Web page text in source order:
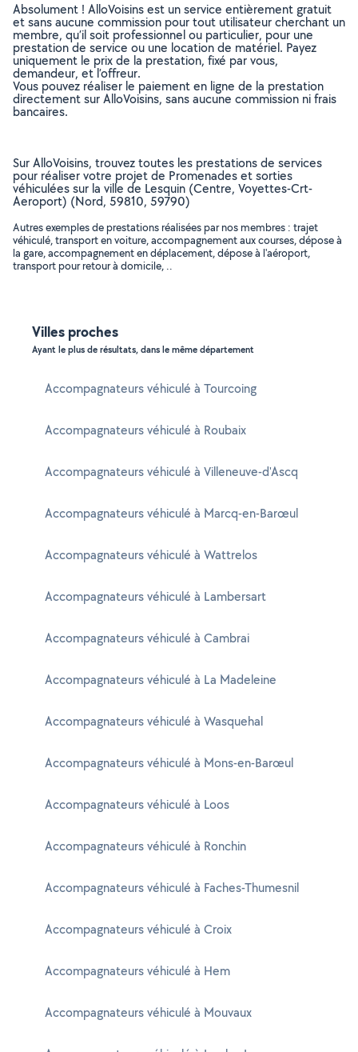
Absolument ! AlloVoisins est un service entièrement gratuit
et sans aucune commission pour tout utilisateur cherchant un
membre, qu’il soit professionnel ou particulier, pour une
prestation de service ou une location de matériel. Payez
uniquement le prix de la prestation, fixé par vous,
demandeur, et l’offreur.
Vous pouvez réaliser le paiement en ligne de la prestation
directement sur AlloVoisins, sans aucune commission ni frais
bancaires.
Sur AlloVoisins, trouvez toutes les prestations de services
pour réaliser votre projet de Promenades et sorties
véhiculées sur la ville de Lesquin (Centre, Voyettes-Crt-
Aeroport) (Nord, 59810, 59790)
Autres exemples de prestations réalisées par nos membres : trajet
véhiculé, transport en voiture, accompagnement aux courses, dépose à
la gare, accompagnement en déplacement, dépose à l'aéroport,
transport pour retour à domicile, ..
Villes proches
Ayant le plus de résultats, dans le même département
Accompagnateurs véhiculé à Tourcoing
Accompagnateurs véhiculé à Roubaix
Accompagnateurs véhiculé à Villeneuve-d'Ascq
Accompagnateurs véhiculé à Marcq-en-Barœul
Accompagnateurs véhiculé à Wattrelos
Accompagnateurs véhiculé à Lambersart
Accompagnateurs véhiculé à Cambrai
Accompagnateurs véhiculé à La Madeleine
Accompagnateurs véhiculé à Wasquehal
Accompagnateurs véhiculé à Mons-en-Barœul
Accompagnateurs véhiculé à Loos
Accompagnateurs véhiculé à Ronchin
Accompagnateurs véhiculé à Faches-Thumesnil
Accompagnateurs véhiculé à Croix
Accompagnateurs véhiculé à Hem
Accompagnateurs véhiculé à Mouvaux